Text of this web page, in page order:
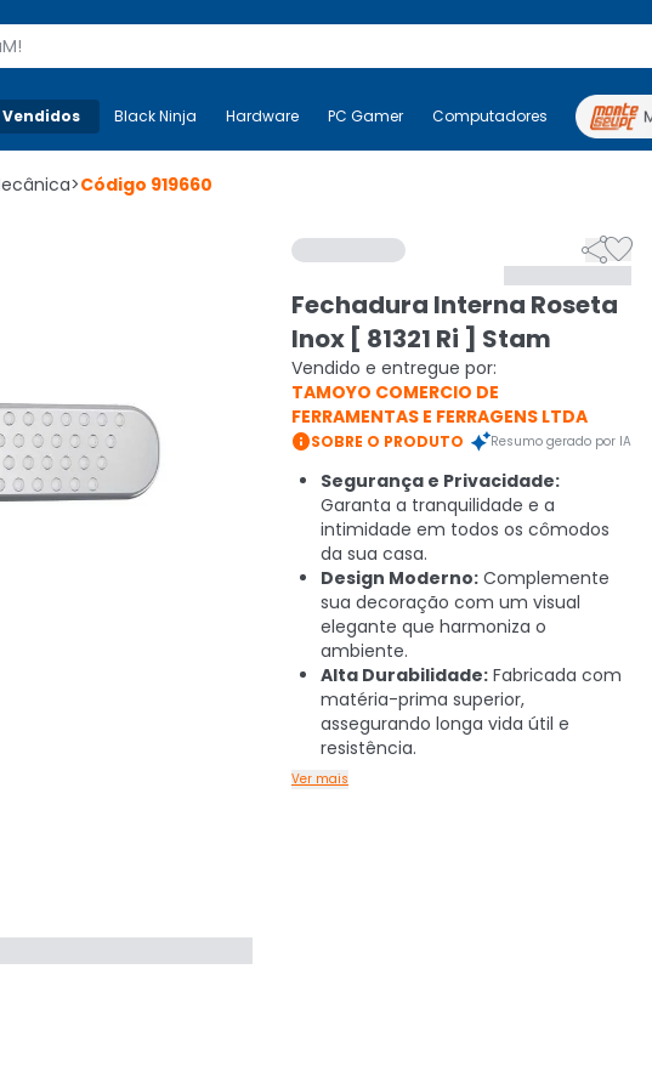
Mais-v- Black Ninja Hardware PC Gamer Computadores
Black Ninja Hardware PC Gamer Computadores Periféricos
>Código 919660

Fechadura Interna Roseta
Inox [ 81321 Ri ] Stam
Vendido e entregue por:
TAMOYO COMERCIO DE
FERRAMENTAS E FERRAGENS LTDA
SOBRE O PRODUTO Resumo gerado por IA
Segurança e Privacidade:
Garanta a tranquilidade e a
intimidade em todos os cômodos
da sua casa.
Design Moderno: Complemente
sua decoração com um visual
elegante que harmoniza o
ambiente.
Alta Durabilidade: Fabricada com
matéria-prima superior,
assegurando longa vida útil e
resistência.
Ver mais